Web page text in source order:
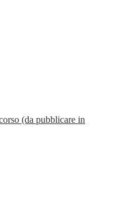
(da pubblicare in